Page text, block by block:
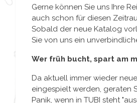
Gerne können Sie uns Ihre
auch schon für diesen
Sobald der neue Katalog
Sie von uns ein
Wer früh bucht, spart am
Da aktuell immer wieder
eingespielt werden, geraten
Panik, wenn in TUBI steht